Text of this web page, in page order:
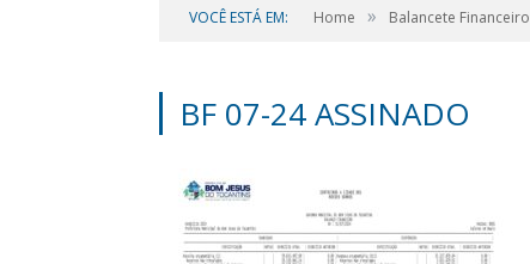
VOCÊ ESTÁ EM: Home » Balancete Financeiro
BF 07-24 ASSINADO